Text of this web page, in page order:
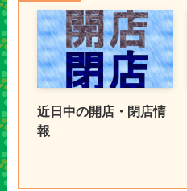
近日中の開店・閉店情
報